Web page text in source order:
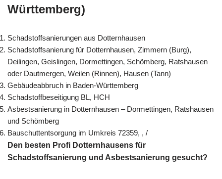
Württemberg)
Schadstoffsanierungen aus Dotternhausen
Schadstoffsanierung für Dotternhausen, Zimmern (Burg),
Deilingen, Geislingen, Dormettingen, Schömberg, Ratshausen
oder Dautmergen, Weilen (Rinnen), Hausen (Tann)
Gebäudeabbruch in Baden-Württemberg
Schadstoffbeseitigung BL, HCH
Asbestsanierung in Dotternhausen – Dormettingen, Ratshausen
und Schömberg
Bauschuttentsorgung im Umkreis 72359, , /
Den besten Profi Dotternhausens für
Schadstoffsanierung und Asbestsanierung gesucht?